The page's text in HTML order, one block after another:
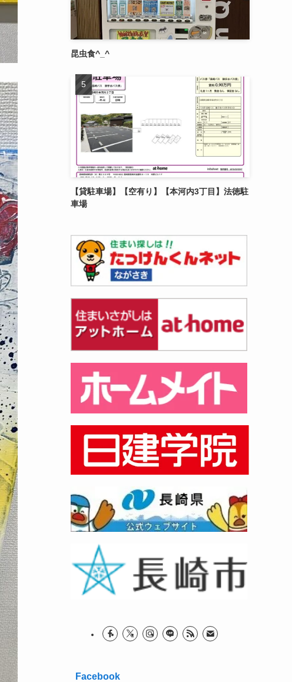
昆虫食^_^
【貸駐車場】【空有り】【本河内3丁目】法徳駐
車場
Facebook